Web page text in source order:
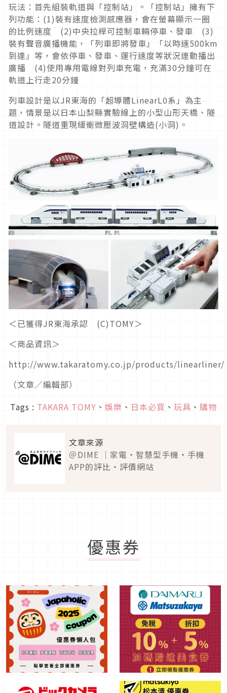
玩法：首先組裝軌道與「控制站」。「控制站」擁有下
列功能：(1)裝有速度檢測感應器，會在螢幕顯示一圈
的比例速度 (2)中央拉桿可控制車輛停車、發車 (3)
裝有聲音廣播機能，「列車即將發車」「以時速500km
到達」等，會依停車、發車、運行速度等狀況連動播出
廣播 (4)使用專用電線對列車充電，充滿30分鐘可在
軌道上行走20分鐘
列車設計是以JR東海的「超導體LinearL0系」為主
題，情景是以日本山梨縣實驗線上的小型山形天橋、隧
道設計。隧道重現緩衝微壓波洞壁構造(小洞)。
＜已獲得JR東海承認 (C)TOMY＞
＜商品資訊＞
http://www.takaratomy.co.jp/products/linearliner/
（文章／編輯部）
Tags : TAKARA TOMY 、 娛樂 、 日本必買 、 玩具 、 購物
文章來源
＠DIME ｜家電・智慧型手機・手機
APP的評比・評價網站
優惠券